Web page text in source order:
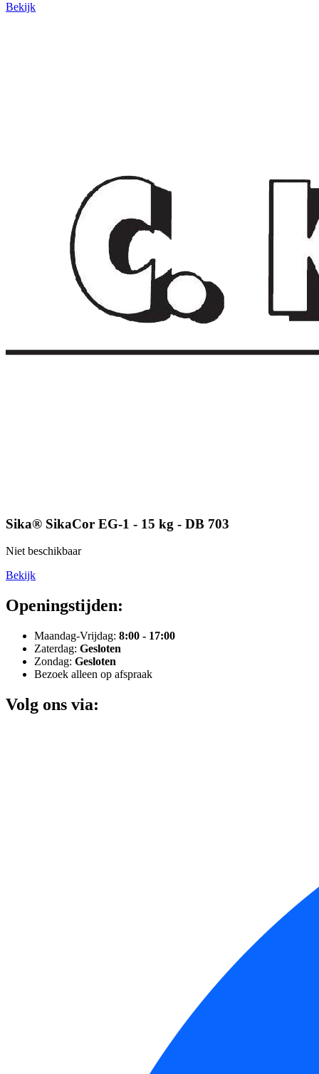
Bekijk
Sika® SikaCor EG-1 - 15 kg - DB 703
Niet beschikbaar
Bekijk
Openingstijden:
Maandag-Vrijdag: 8:00 - 17:00
Zaterdag: Gesloten
Zondag: Gesloten
Bezoek alleen op afspraak
Volg ons via: